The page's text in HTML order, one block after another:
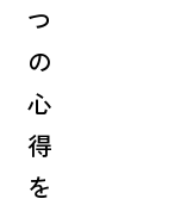
つ
の
心
得
を